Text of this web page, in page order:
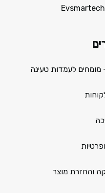
מומחים לעמדות טעינה
והחזרת מוצר